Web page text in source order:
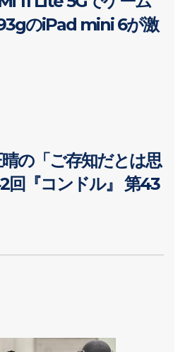
のiPad mini 6が激
の「ご存知だとは思
回『コンドル』 第43